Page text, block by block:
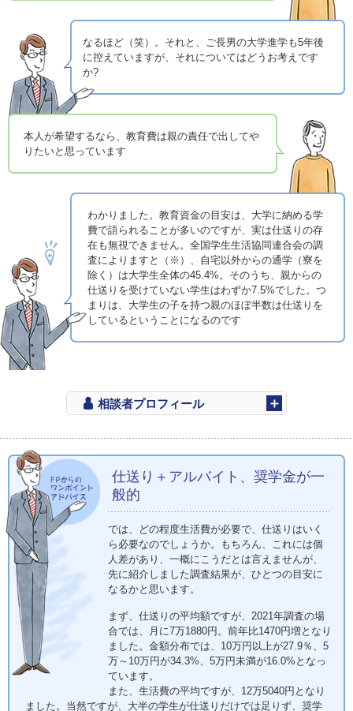
なるほど（笑）。それと、ご長男の大学進学も5年後
に控えていますが、それについてはどうお考えです
か?
本人が希望するなら、教育費は親の責任で出してや
りたいと思っています
わかりました。教育資金の目安は、大学に納める学
費で語られることが多いのですが、実は仕送りの存
在も無視できません。全国学生生活協同連合会の調
査によりますと（※）、自宅以外からの通学（寮を
除く）は大学生全体の45.4%。そのうち、親からの
仕送りを受けていない学生はわずか7.5%でした。つ
まりは、大学生の子を持つ親のほぼ半数は仕送りを
しているということになるのです
相談者プロフィール
仕送り＋アルバイト、奨学金が一
般的
では、どの程度生活費が必要で、仕送りはいく
ら必要なのでしょうか。もちろん、これには個
人差があり、一概にこうだとは言えませんが、
先に紹介しました調査結果が、ひとつの目安に
なるかと思います。
まず、仕送りの平均額ですが、2021年調査の場
合では、月に7万1880円。前年比1470円増となり
ました。金額分布では、10万円以上が27.9％、5
万～10万円が34.3%、5万円未満が16.0%となっ
ています。
また、生活費の平均ですが、12万5040円となり
ました。当然ですが、大半の学生が仕送りだけでは足りず、奨学